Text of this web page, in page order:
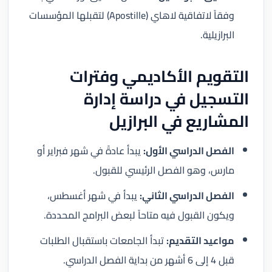
وفقاً لاتفاقية لاهاي (Apostille) لتقبلها المؤسسات
البرازيلية.
التقويم الأكاديمي وفترات
التسجيل في دراسة إدارة
المشاريع في البرازيل
الفصل الدراسي الأول:يبدأ عادةً في شهر فبراير أو
مارس، وهو الفصل الرئيسي للقبول.
الفصل الدراسي الثاني:يبدأ في شهر أغسطس،
ويكون القبول فيه متاحاً لبعض البرامج المحددة.
مواعيد التقديم:تبدأ الجامعات باستقبال الطلبات
قبل 4 إلى 6 أشهر من بداية الفصل الدراسي.